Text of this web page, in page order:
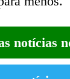
notícias